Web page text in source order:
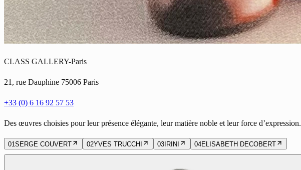
CLASS GALLERY-Paris
21, rue Dauphine 75006 Paris
+33 (0) 6 16 92 57 53
Des œuvres choisies pour leur présence élégante, leur matière noble et leur force d’expression.
01 SERGE COUVERT 02YVES TRUCCHI 03 IRINI 04ELISABETH DECOBERT